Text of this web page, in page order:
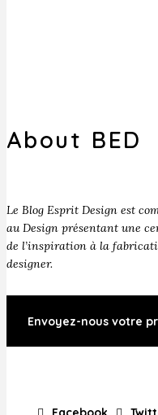
About BED
Le Blog Esprit Design est
au Design présentant une
de l’inspiration à la
designer.
Envoyez-nous votre